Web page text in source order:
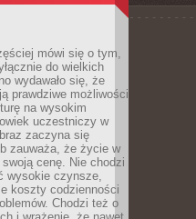
mówi się o tym,
do wielkich
wydawało się, że
prawdziwe możliwości
na wysokim
uczestniczy w
zaczyna się
zauważa, że życie w
cenę. Nie chodzi
wysokie czynsze,
koszty codzienności
Chodzi też o